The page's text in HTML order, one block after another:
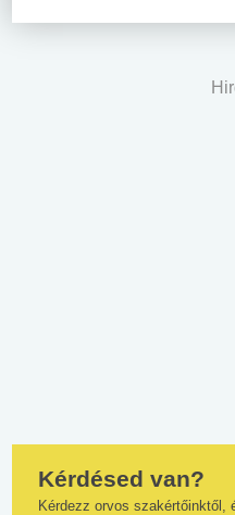
Kérdésed van?
Kérdezz orvos szakértőinktől,